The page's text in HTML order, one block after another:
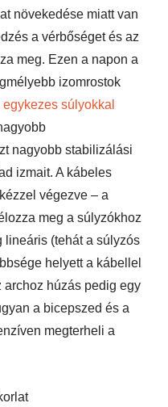
növekedése miatt van
a vérbőséget és az
meg. Ezen a napon a
izomrostok
egykezes súlyokkal
nagyobb stabilizálási
izmait. A kábeles
végezve – a
meg a súlyzókhoz
lineáris (tehát a súlyzós
helyett a kábellel
húzás pedig egy
a bicepszed és a
megterheli a